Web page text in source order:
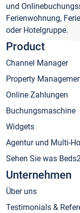
und
Ferienwohnung,
oder Hotelgruppe.
Product
Channel Manager
Property
Online Zahlungen
Buchungsmaschine
Widgets
Agentur und Multi-
Sehen Sie was
Unternehmen
Über uns
Testimonials &